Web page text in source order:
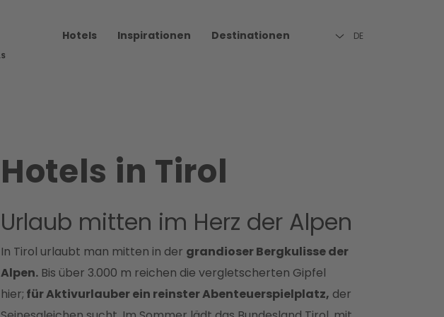
Hotels Inspirationen Destinationen DE
Hotels in Tirol
Urlaub mitten im Herz der Alpen
In Tirol urlaubt man mitten in der grandioser Bergkulisse der
Alpen. Bis über 3.000 m reichen die vergletscherten Gipfel
hier; für Aktivurlauber ein reinster Abenteuerspielplatz, der